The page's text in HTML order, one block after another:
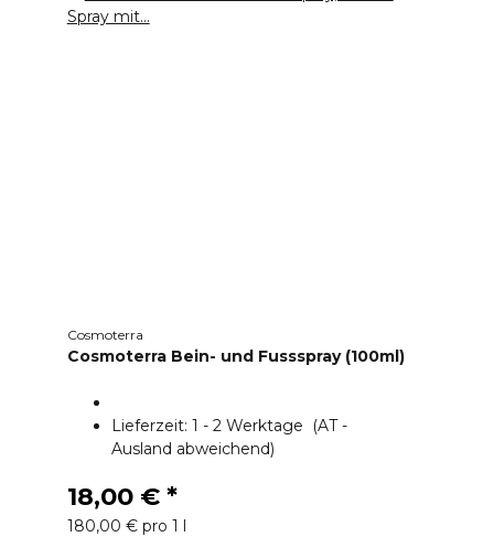
Cosmoterra
Cosmoterra Bein- und Fussspray (100ml)
Lieferzeit: 1 - 2 Werktage
(AT -
Ausland abweichend)
18,00 € *
180,00 € pro 1 l